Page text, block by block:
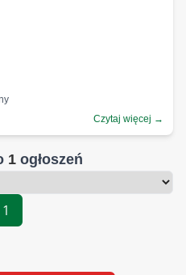
Czytaj więcej →
1 ogłoszeń
1